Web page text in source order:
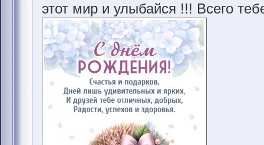
этот мир и улыбайся !!! Всего